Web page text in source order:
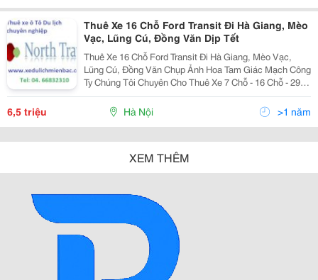
Thuê Xe 16 Chỗ Ford Transit Đi Hà Giang, Mèo
Vạc, Lũng Cú, Đồng Văn Dịp Tết
Thuê Xe 16 Chỗ Ford Transit Đi Hà Giang, Mèo Vạc,
Lũng Cú, Đồng Văn Chụp Ảnh Hoa Tam Giác Mạch Công
Ty Chúng Tôi Chuyên Cho Thuê Xe 7 Chỗ - 16 Chỗ - 29
Chỗ - 35 Chỗ - 45 Chỗ Đời Mới, Lái Xe Chuyên Nghiệp
Chắc Chắn Sẽ Đáp Ứng Mọi Nhu Cầu Thuê Xe Củ
6,5 triệu Hà Nội >1 năm
XEM THÊM